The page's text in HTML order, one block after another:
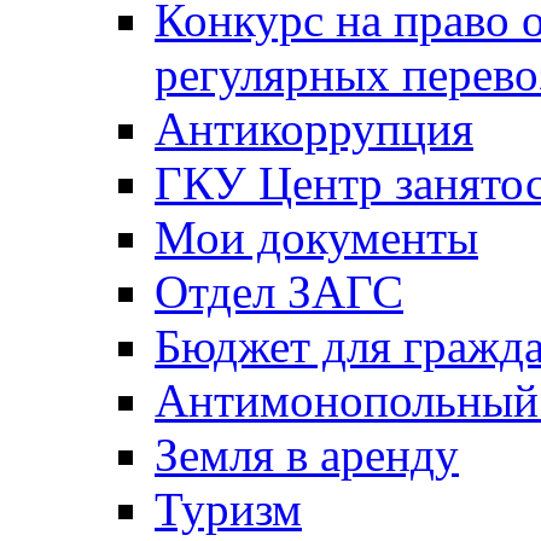
Конкурс на право
регулярных
Антикоррупция
ГКУ Центр
Мои документы
Отдел ЗАГС
Бюджет для
Антимонопольный
Земля в аренду
Туризм